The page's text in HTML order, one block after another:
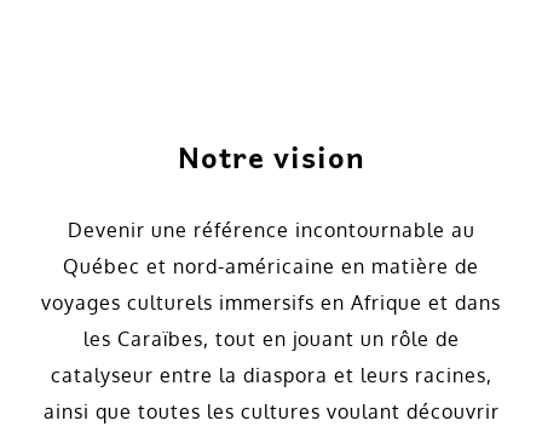
Notre vision
Devenir une référence incontournable au
Québec et nord-américaine en matière de
voyages culturels immersifs en Afrique et dans
les Caraïbes, tout en jouant un rôle de
catalyseur entre la diaspora et leurs racines,
ainsi que toutes les cultures voulant découvrir